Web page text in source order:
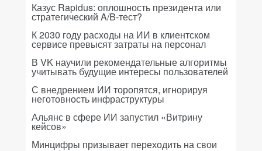
Казус Rapidus: оплошность президента или
стратегический A/B-тест?
К 2030 году расходы на ИИ в клиентском
сервисе превысят затраты на персонал
В VK научили рекомендательные алгоритмы
учитывать будущие интересы пользователей
С внедрением ИИ торопятся, игнорируя
неготовность инфраструктуры
Альянс в сфере ИИ запустил «Витрину
кейсов»
Минцифры призывает переходить на свои